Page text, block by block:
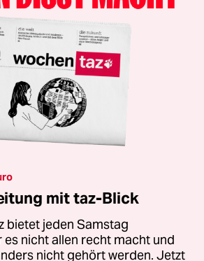
mit taz-Blick
bietet jeden Samstag
nicht allen recht macht und
nicht gehört werden. Jetzt